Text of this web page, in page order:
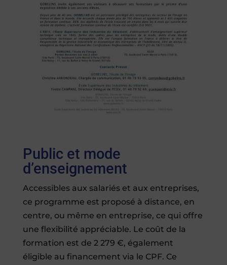
Public et mode
d’enseignement
Accessibles aux salariés et aux entreprises,
ce programme est proposé à distance, en
centre, ou même en entreprise, ce qui offre
une flexibilité appréciable. Le coût de la
formation est de 2 279 €, également
éligible au financement via le CPF. Ce